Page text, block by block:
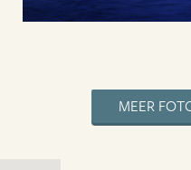
MEER